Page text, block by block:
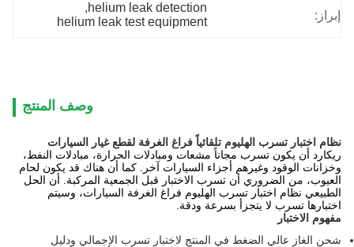
إبراز:
helium leak detection
,
helium leak test equipment
وصف المنتج
نظام اختبار تسرب الهليوم تلقائياً فراغ الغرفة لقطع غيار السيارات
ريكارد أن يكون تسرب مجاناً مشعات ومبادلات الحرارة، مبادلات النفط،
وخزانات الوقود وغيرهم أجزاء السيارات آخر. كما أن هناك قد يكون لحام
العيوب، من الضروري أن تسرب الاختبار قبل الجمعية المركبة. أن الحل
الطبيعي نظام اختبار تسرب الهليوم فراغ الغرفة السيارات، وسيتم
اختبارها تسرب لا يتجزأ بسرعة ودقة.
مفهوم الاختبار
شحن الغاز عالي الضغط في المنتج لاختبار تسرب الإجمالي ودليل